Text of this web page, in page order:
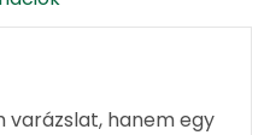
hanem egy